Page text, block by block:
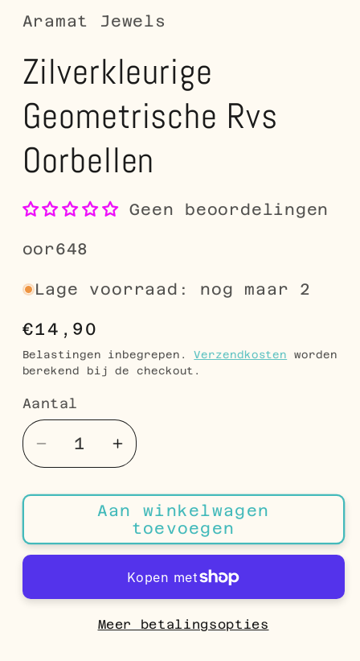
Aramat Jewels
Zilverkleurige
Geometrische Rvs
Oorbellen
Geen beoordelingen
SKU:
oor648
Lage voorraad: nog maar 2
Normale
prijs
€14,90
Belastingen inbegrepen.Verzendkosten worden
berekend bij de checkout.
Aantal
Aantal
Aantal
verlagen
voor
Zilverkleurige
Geometrische
Rvs
Aantal
verhogen
voor
Zilverkleurige
Geometrische
Rvs
Oorbellen
Aan winkelwagen
toevoegen
Meer betalingsopties